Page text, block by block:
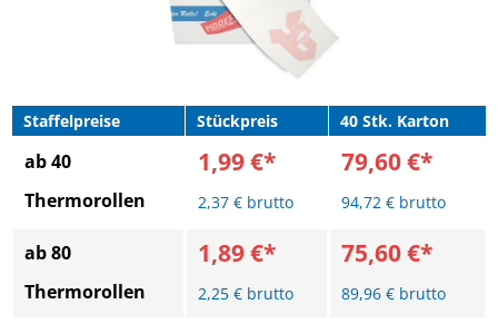
Staffelpreise Stückpreis 40 Stk. Karton
ab 40
Thermorollen
1,99 €*
2,37 € brutto
79,60 €*
94,72 € brutto
ab 80
Thermorollen
1,89 €*
2,25 € brutto
75,60 €*
89,96 € brutto